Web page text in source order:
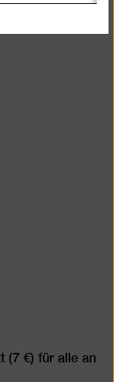
(7 €) für alle an